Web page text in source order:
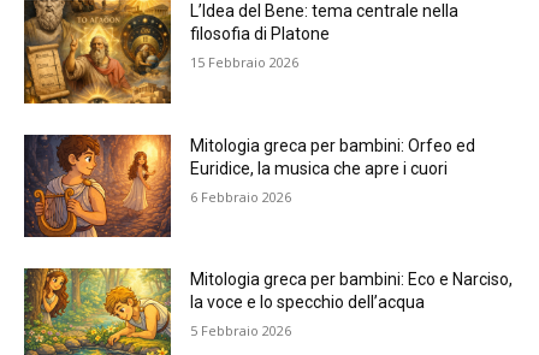
L’Idea del Bene: tema centrale nella
filosofia di Platone
15 Febbraio 2026
Mitologia greca per bambini: Orfeo ed
Euridice, la musica che apre i cuori
6 Febbraio 2026
Mitologia greca per bambini: Eco e Narciso,
la voce e lo specchio dell’acqua
5 Febbraio 2026